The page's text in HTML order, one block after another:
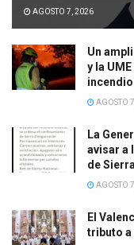
AGOSTO 7, 2026
Un
y la
AGOSTO
La
avisar a
de
AGOSTO
El
tributo a